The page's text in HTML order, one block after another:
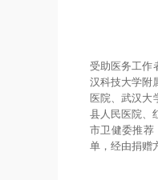
受助医务工作
汉科技大学附
医院、武汉大
县人民医院、
市卫健委推荐
单，经由捐赠